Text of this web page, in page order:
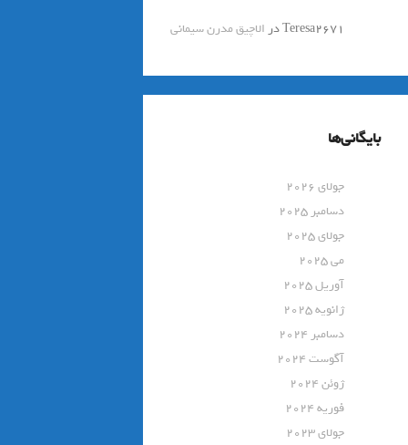
Teresa2671در الاچیق مدرن سیمانی
بایگانی‌ها
جولای 2026
دسامبر 2025
جولای 2025
می 2025
آوریل 2025
ژانویه 2025
دسامبر 2024
آگوست 2024
ژوئن 2024
فوریه 2024
جولای 2023